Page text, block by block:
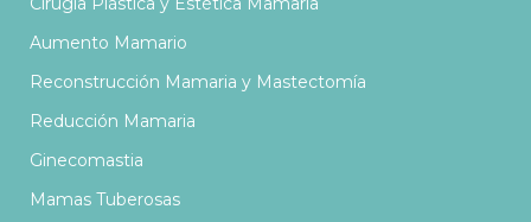
Aumento Mamario
Reconstrucción Mamaria y Mastectomía
Reducción Mamaria
Ginecomastia
Mamas Tuberosas